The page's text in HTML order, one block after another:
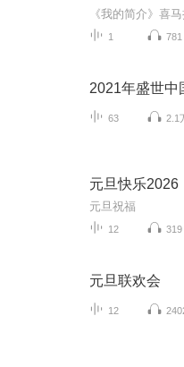
1 781
2021年盛世中
63 2.1
元旦快乐2026
元旦祝福
12 319
元旦联欢会
12